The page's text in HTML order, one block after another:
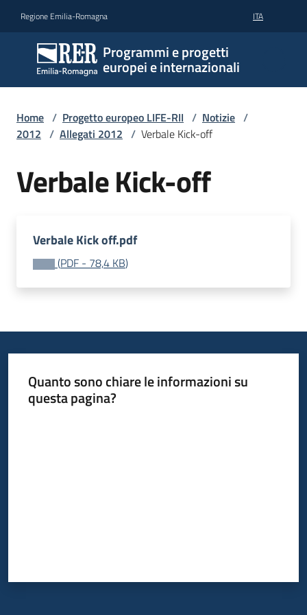
Regione Emilia-Romagna ITA
Programmi e progetti
europei e internazionali
Home / Progetto europeo LIFE-RII / Notizie /
2012 / Allegati 2012 / Verbale Kick-off
Verbale Kick-off
Verbale Kick off.pdf
(PDF - 78,4 KB)
Quanto sono chiare le informazioni su
questa pagina?